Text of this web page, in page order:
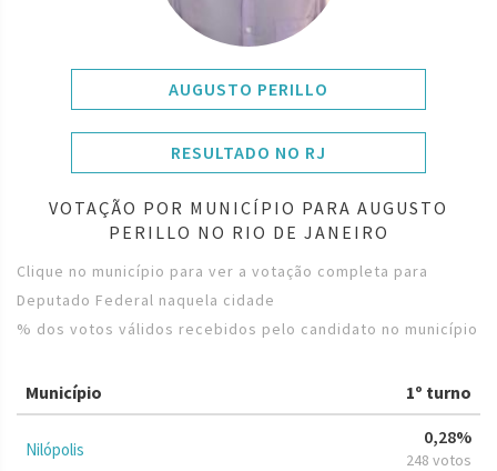
AUGUSTO PERILLO
RESULTADO NO RJ
VOTAÇÃO POR MUNICÍPIO PARA AUGUSTO
PERILLO NO RIO DE JANEIRO
Clique no município para ver a votação completa para
Deputado Federal naquela cidade
% dos votos válidos recebidos pelo candidato no município
Município 1º turno
Nilópolis
0,28%
248 votos